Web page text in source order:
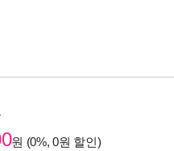
원 (0%, 0원 할인)